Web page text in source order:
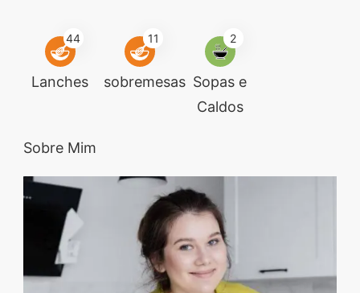
44
Lanches
11
sobremesas
2
Sopas e
Caldos
Sobre Mim